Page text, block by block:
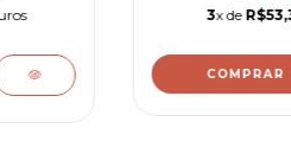
3x de
COMPRAR